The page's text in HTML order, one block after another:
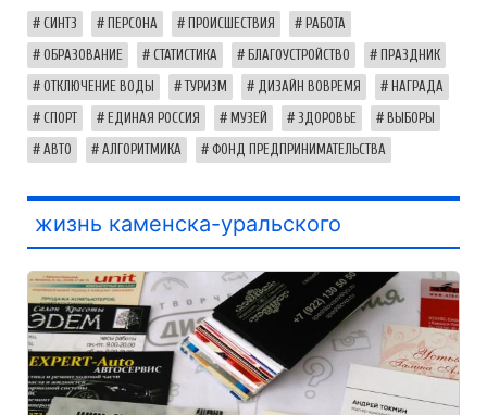
СИНТЗ ПЕРСОНА ПРОИСШЕСТВИЯ РАБОТА
ОБРАЗОВАНИЕ СТАТИСТИКА БЛАГОУСТРОЙСТВО ПРАЗДНИК
ОТКЛЮЧЕНИЕ ВОДЫ ТУРИЗМ ДИЗАЙН ВОВРЕМЯ НАГРАДА
СПОРТ ЕДИНАЯ РОССИЯ МУЗЕЙ ЗДОРОВЬЕ ВЫБОРЫ
АВТО АЛГОРИТМИКА ФОНД ПРЕДПРИНИМАТЕЛЬСТВА
жизнь каменска-уральского